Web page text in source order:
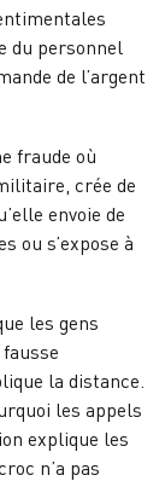
du personnel
de l’argent
fraude où
crée de
envoie de
ou s’expose à
les gens
la distance.
les appels
explique les
n’a pas